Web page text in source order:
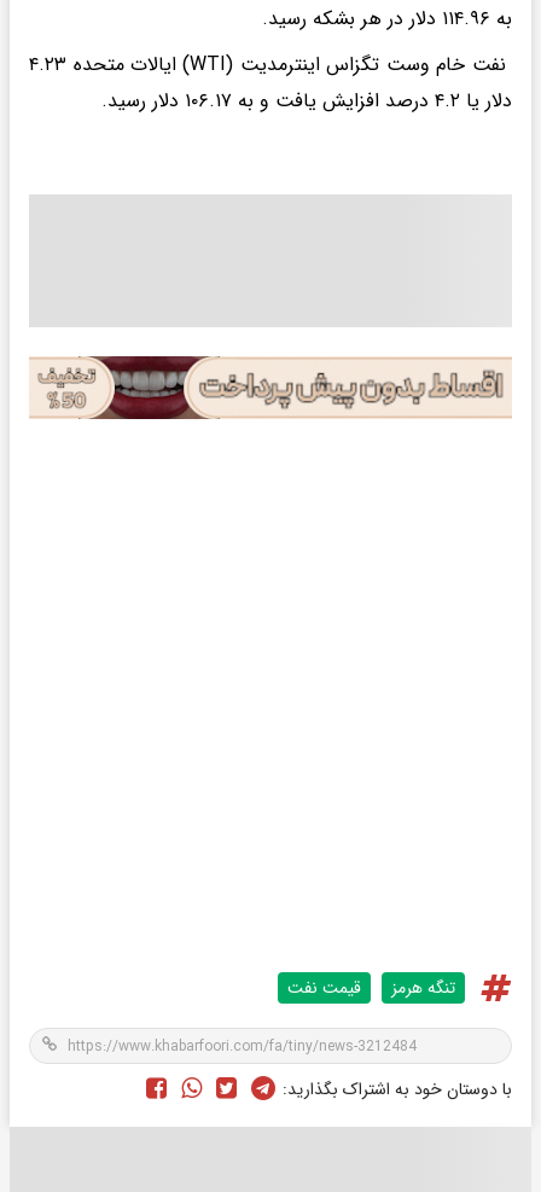
به ۱۱۴.۹۶ دلار در هر بشکه رسید.
نفت خام وست تگزاس اینترمدیت (WTI) ایالات متحده ۴.۲۳
دلار یا ۴.۲ درصد افزایش یافت و به ۱۰۶.۱۷ دلار رسید.
تنگه هرمز قیمت نفت
با دوستان خود به اشتراک بگذارید: